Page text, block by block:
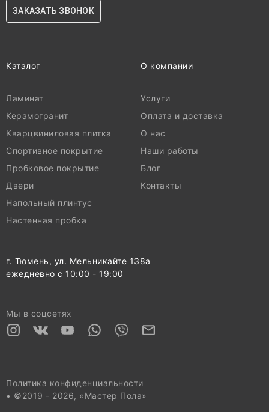
ЗАКАЗАТЬ ЗВОНОК
Каталог
Ламинат
Керамогранит
Кварцвиниловая плитка
Спортивное покрытие
Пробковое покрытие
Двери
Напольный плинтус
Настенная пробка
О компании
Услуги
Оплата и доставка
О нас
Наши работы
Блог
Контакты
г. Тюмень, ул. Мельникайте 138а
ежедневно с 10:00 - 19:00
Мы в соцсетях
Политика конфиденциальности
• ©2019 - 2026, «Мастер Пола»